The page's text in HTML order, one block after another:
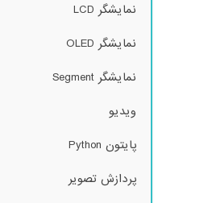
نمایشگر LCD
نمایشگر OLED
نمایشگر Segment
ویدیو
پایتون Python
پردازش تصویر